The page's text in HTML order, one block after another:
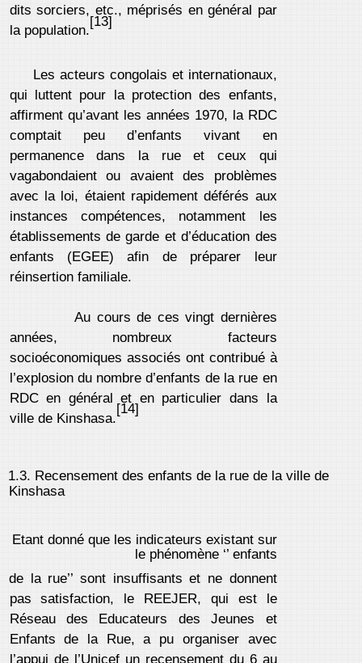
dits sorciers, etc., méprisés en général par
la population.
[13]
Les acteurs congolais et internationaux,
qui luttent pour la protection des enfants,
affirment qu’avant les années 1970, la RDC
comptait peu d’enfants vivant en
permanence dans la rue et ceux qui
vagabondaient ou avaient des problèmes
avec la loi, étaient rapidement déférés aux
instances compétences, notamment les
établissements de garde et d’éducation des
enfants (EGEE) afin de préparer leur
réinsertion familiale.
Au cours de ces vingt dernières
années, nombreux facteurs
socioéconomiques associés ont contribué à
l’explosion du nombre d’enfants de la rue en
RDC en général et en particulier dans la
ville de Kinshasa.
[14]
1.3. Recensement des enfants de la rue de la ville de
Kinshasa
Etant donné que les indicateurs existant sur
le phénomène ‘’ enfants
de la rue’’ sont insuffisants et ne donnent
pas satisfaction, le REEJER, qui est le
Réseau des Educateurs des Jeunes et
Enfants de la Rue, a pu organiser avec
l’appui de l’Unicef un recensement du 6 au